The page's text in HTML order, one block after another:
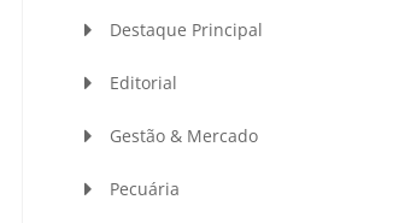
Destaque Principal
Editorial
Gestão & Mercado
Pecuária